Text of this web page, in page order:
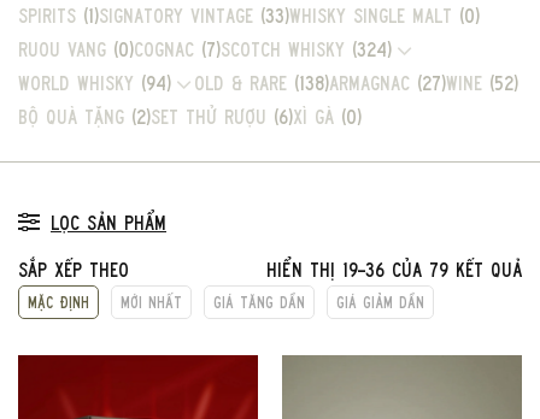
Spirits (1)Signatory Vintage (33)Whisky single malt (0)
Ruou vang (0)Cognac (7)Scotch Whisky (324)
World Whisky (94) Old & Rare (138)Armagnac (27)Wine (52)
Bộ Quà Tặng (2)Set thử rượu (6)Xì gà (0)
LỌC SẢN PHẨM
Hiển thị 19–36 của 79 kết quả
Sắp xếp theo
Mặc định Mới nhất Giá tăng dần Giá giảm dần